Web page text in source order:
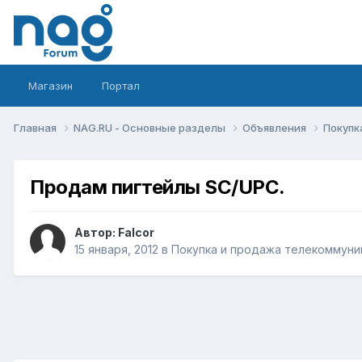
Магазин Портал
Главная NAG.RU - Основные разделы Объявления
Продам пигтейлы SC/UPC.
Автор: Falcor
15 января, 2012 в Покупка и продажа